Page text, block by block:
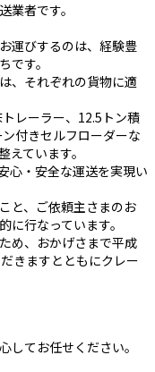
業者です。
運びするのは、経験豊
です。
、それぞれの貨物に適
レーラー、12.5トン積
付きセルフローダーな
ています。
心・安全な運送を実現い
と、ご依頼主さまのお
行なっています。
め、おかげさまで平成
きますとともにクレー
してお任せください。